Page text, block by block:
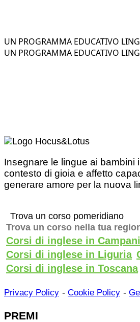
UN PROGRAMMA EDUCATIVO
UN PROGRAMMA EDUCATIVO
Insegnare le lingue ai bambini
contesto di gioia e affetto
generare amore per la nuova
Trova un corso pomeridiano
Trova un corso nella tua
Corsi di inglese in
Corsi di inglese in Liguria
Corsi di inglese in Toscana
Privacy Policy - Cookie Policy -
PREMI